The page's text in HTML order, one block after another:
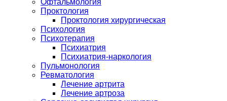
Офтальмология
Проктология
Проктология хирургическая
Психология
Психотерапия
Психиатрия
Психиатрия-наркология
Пульмонология
Ревматология
Лечение артрита
Лечение артроза